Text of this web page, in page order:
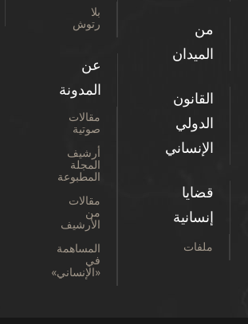
من
الميدان
القانون
الدولي
الإنساني
قضايا
إنسانية
ملفات
بلا
رتوش
عن
المدونة
مقالات
صوتية
أرشيف
المجلة
المطبوعة
مقالات
من
الأرشيف
المساهمة
في
«الإنساني»